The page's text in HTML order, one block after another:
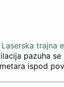
Laserska trajna
pazuha
ispod